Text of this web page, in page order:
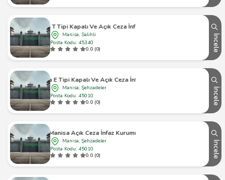
Salihli T Tipi Kapalı Ve Açık Ceza İnfaz Kurumu
Manisa, Salihli
Posta Kodu: 45340
0.0 (0)
İncele
Manisa E Tipi Kapalı Ve Açık Ceza İnfaz Kurumu
Manisa, Şehzadeler
Posta Kodu: 45010
0.0 (0)
İncele
Manisa Açık Ceza İnfaz Kurumu
Manisa, Şehzadeler
Posta Kodu: 45010
0.0 (0)
İncele